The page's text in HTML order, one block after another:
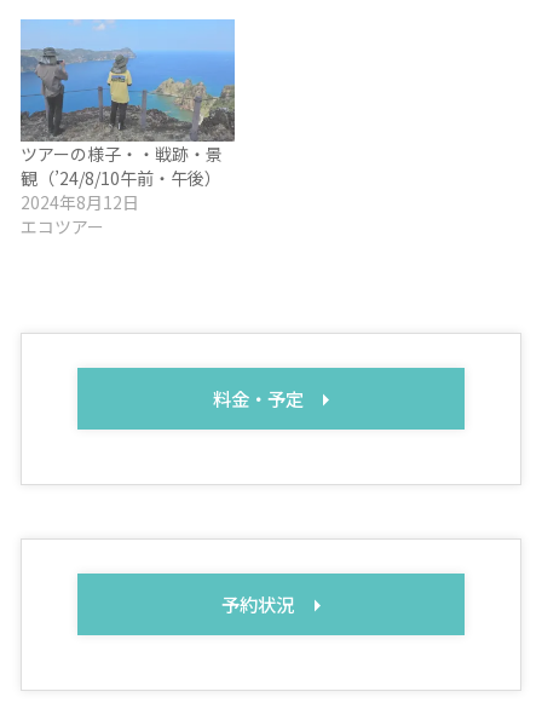
ツアーの様子・・戦跡・景
観（’24/8/10午前・午後）
2024年8月12日
エコツアー
料金・予定
予約状況